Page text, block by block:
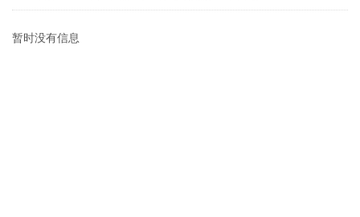
暂时没有信息